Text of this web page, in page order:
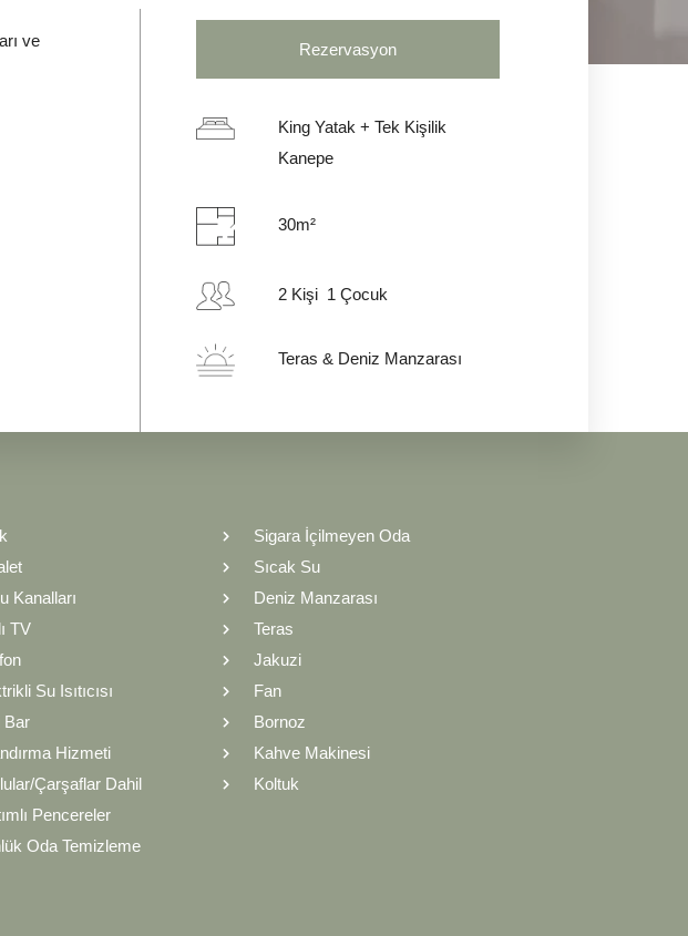
ve
Rezervasyon
King Yatak + Tek Kişilik
Kanepe
30m²
2 Kişi 1 Çocuk
Teras & Deniz Manzarası
Kanalları
TV
Su Isıtıcısı
Bar
Hizmeti
Çarşaflar Dahil
Pencereler
Oda Temizleme
Sigara İçilmeyen Oda
Sıcak Su
Deniz Manzarası
Teras
Jakuzi
Fan
Bornoz
Kahve Makinesi
Koltuk